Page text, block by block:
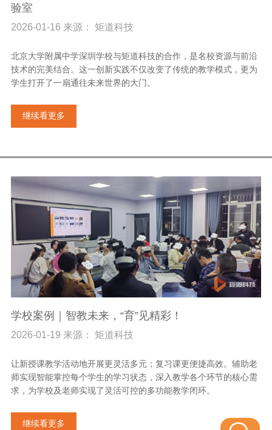
验室
2026-01-16 来源： 矩道科技
北京大学附属中学深圳学校与矩道科技的合作，是名校资源与前沿
技术的完美结合。这一创新实践不仅改变了传统的教学模式，更为
学生打开了一扇通往未来世界的大门。
继续看更多
学校案例｜智教未来，“育”见精彩！
2026-01-19 来源： 矩道科技
让新授课教学活动地开展更灵活多元；复习课更便捷高效。辅助老
师实现智能掌控每个学生的学习状态，深入教学各个环节的核心需
求，为学校及老师实现了灵活可控的多功能教学闭环。
继续看更多